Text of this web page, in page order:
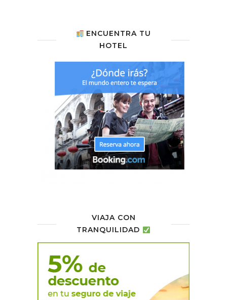
ENCUENTRA TU
HOTEL
VIAJA CON
TRANQUILIDAD